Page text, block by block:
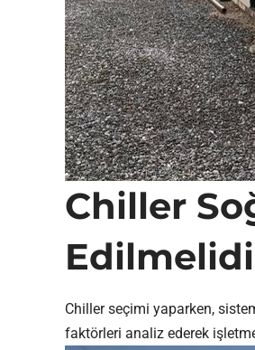
Chiller
Chiller seçimi yaparken,
faktörleri analiz ederek